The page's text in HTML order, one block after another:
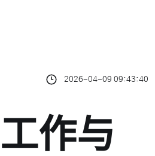
2026-04-09 09:43:40
作与